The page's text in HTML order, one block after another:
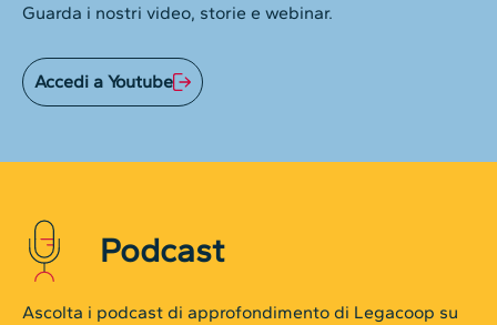
Guarda i nostri video, storie e webinar.
Accedi a Youtube
Podcast
Ascolta i podcast di approfondimento di Legacoop su